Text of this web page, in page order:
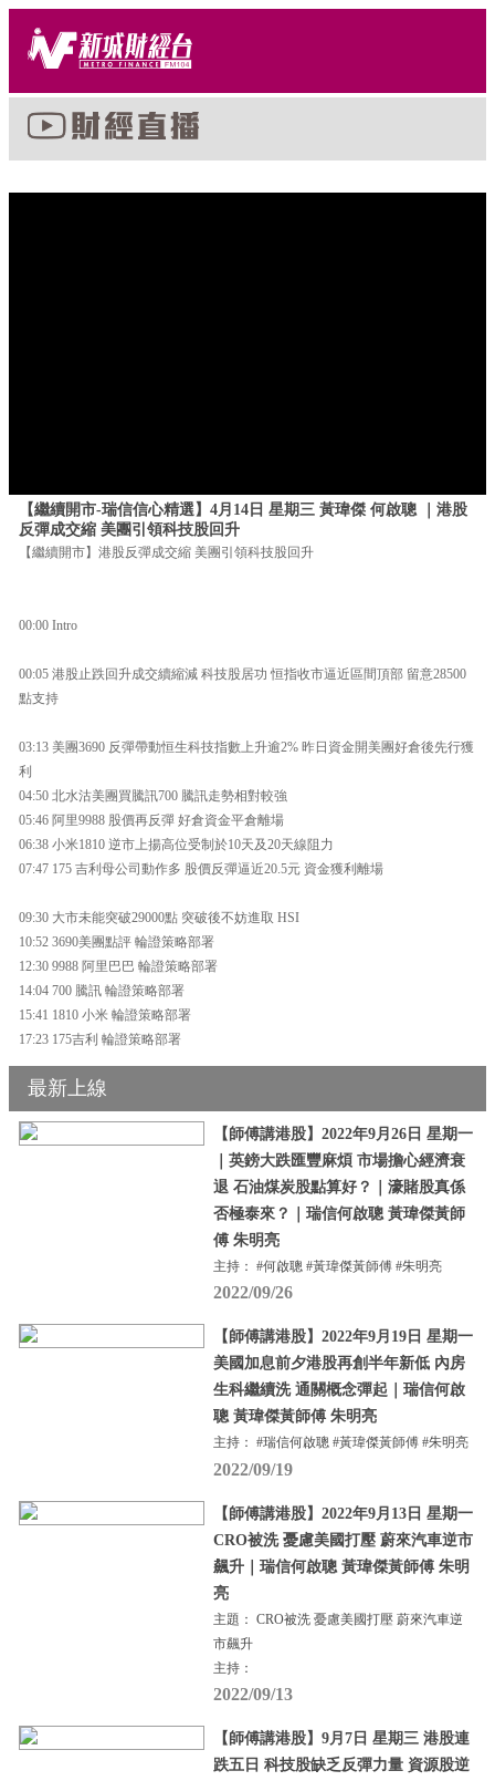
【繼續開市-瑞信信心精選】4月14日 星期三 黃瑋傑 何啟聰 ｜港股
反彈成交縮 美團引領科技股回升
【繼續開市】港股反彈成交縮 美團引領科技股回升
00:00 Intro
00:05 港股止跌回升成交續縮減 科技股居功 恒指收市逼近區間頂部 留意28500
點支持
03:13 美團3690 反彈帶動恒生科技指數上升逾2% 昨日資金開美團好倉後先行獲
利
04:50 北水沽美團買騰訊700 騰訊走勢相對較強
05:46 阿里9988 股價再反彈 好倉資金平倉離場
06:38 小米1810 逆市上揚高位受制於10天及20天線阻力
07:47 175 吉利母公司動作多 股價反彈逼近20.5元 資金獲利離場
09:30 大市未能突破29000點 突破後不妨進取 HSI
10:52 3690美團點評 輪證策略部署
12:30 9988 阿里巴巴 輪證策略部署
14:04 700 騰訊 輪證策略部署
15:41 1810 小米 輪證策略部署
17:23 175吉利 輪證策略部署
最新上線
【師傅講港股】2022年9月26日 星期一
｜英鎊大跌匯豐麻煩 市場擔心經濟衰
退 石油煤炭股點算好？｜濠賭股真係
否極泰來？｜瑞信何啟聰 黃瑋傑黃師
傅 朱明亮
主持： #何啟聰 #黃瑋傑黃師傅 #朱明亮
2022/09/26
【師傅講港股】2022年9月19日 星期一
美國加息前夕港股再創半年新低 內房
生科繼續洗 通關概念彈起｜瑞信何啟
聰 黃瑋傑黃師傅 朱明亮
主持： #瑞信何啟聰 #黃瑋傑黃師傅 #朱明亮
2022/09/19
【師傅講港股】2022年9月13日 星期一
CRO被洗 憂慮美國打壓 蔚來汽車逆市
飆升｜瑞信何啟聰 黃瑋傑黃師傅 朱明
亮
主題： CRO被洗 憂慮美國打壓 蔚來汽車逆
市飆升
主持：
2022/09/13
【師傅講港股】9月7日 星期三 港股連
跌五日 科技股缺乏反彈力量 資源股逆